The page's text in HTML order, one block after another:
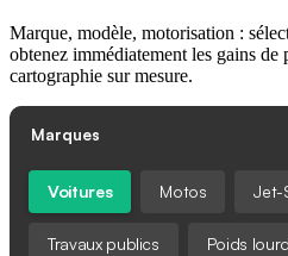
Marque, modèle, motorisation :
obtenez immédiatement les gains de
cartographie sur mesure.